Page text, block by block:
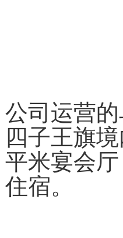
公司运营
四子王旗
平米宴会
住宿。